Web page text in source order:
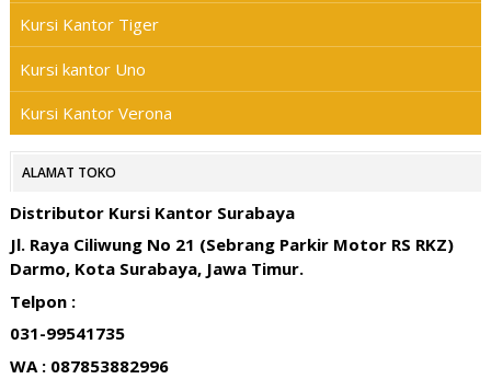
Kursi Kantor Tiger
Kursi kantor Uno
Kursi Kantor Verona
ALAMAT TOKO
Distributor Kursi Kantor Surabaya
Jl. Raya Ciliwung No 21 (Sebrang Parkir Motor RS RKZ)
Darmo, Kota Surabaya, Jawa Timur.
Telpon :
031-99541735
WA : 087853882996